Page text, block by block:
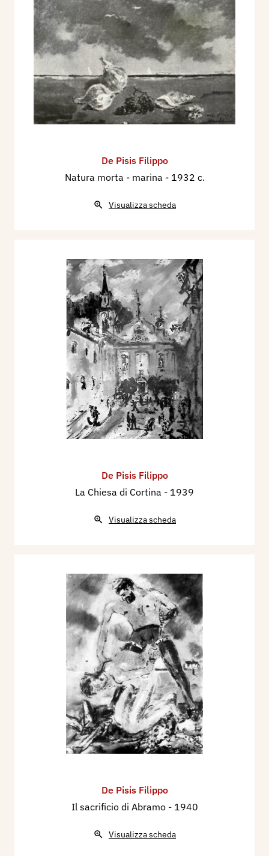
De Pisis Filippo
Natura morta - marina - 1932 c.
Visualizza scheda
De Pisis Filippo
La Chiesa di Cortina - 1939
Visualizza scheda
De Pisis Filippo
Il sacrificio di Abramo - 1940
Visualizza scheda